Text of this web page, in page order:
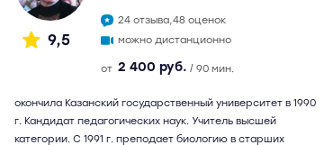
9,5
24 отзыва,48 оценок
можно дистанционно
от 2 400 руб. / 90 мин.
окончила Казанский государственный университет в 1990
г. Кандидат педагогических наук. Учитель высшей
категории. С 1991 г. преподает биологию в старших